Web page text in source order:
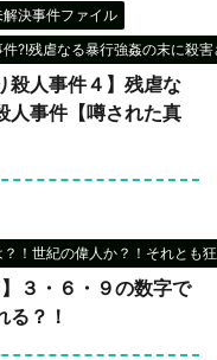
決事件ファイル
?!残虐なる暴行強姦の末に殺
殺人事件４】残虐な
人事件【噂された真
！世紀の偉人か？！それとも
】３・６・９の数字で
る？！